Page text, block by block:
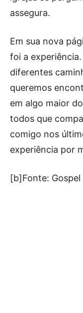
assegura.
Em sua nova
foi a
diferentes
queremos
em algo maior
todos que
comigo nos
experiência por
[b]Fonte: